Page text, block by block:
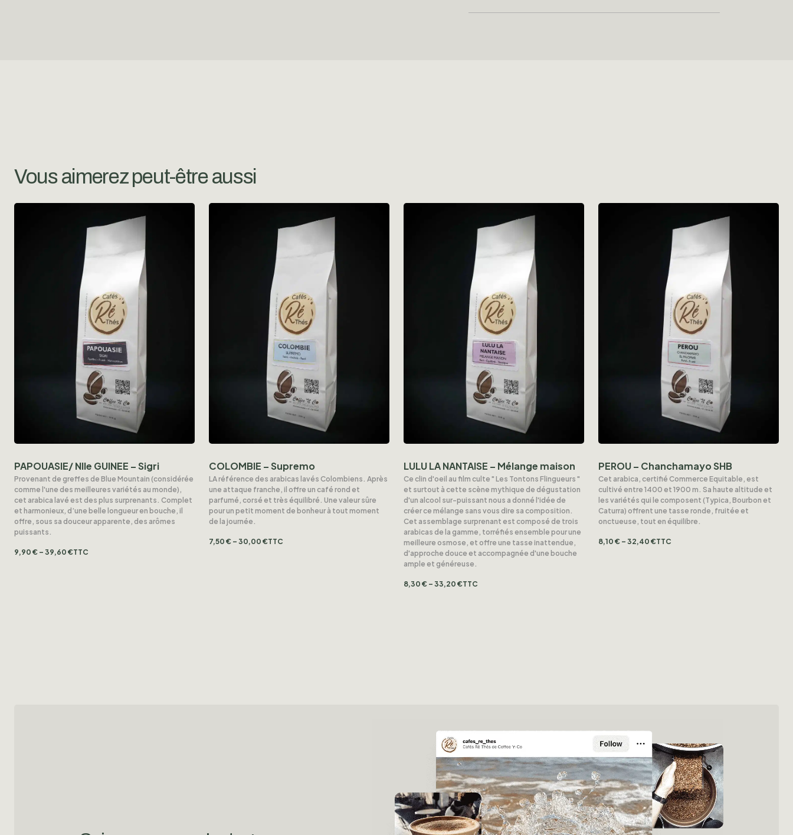
Vous aimerez peut-être aussi
PAPOUASIE/ Nlle GUINEE – Sigri
Provenant de greffes de Blue Mountain (considérée
comme l'une des meilleures variétés au monde),
cet arabica lavé est des plus surprenants. Complet
et harmonieux, d’une belle longueur en bouche, il
offre, sous sa douceur apparente, des arômes
puissants.
9,90 € – 39,60 €TTC
COLOMBIE – Supremo
LA référence des arabicas lavés Colombiens. Après
une attaque franche, il offre un café rond et
parfumé, corsé et très équilibré. Une valeur sûre
pour un petit moment de bonheur à tout moment
de la journée.
7,50 € – 30,00 €TTC
LULU LA NANTAISE – Mélange maison
Ce clin d'oeil au film culte " Les Tontons Flingueurs "
et surtout à cette scène mythique de dégustation
d'un alcool sur-puissant nous a donné l'idée de
créer ce mélange sans vous dire sa composition.
Cet assemblage surprenant est composé de trois
arabicas de la gamme, torréfiés ensemble pour une
meilleure osmose, et offre une tasse inattendue,
d'approche douce et accompagnée d'une bouche
ample et généreuse.
8,30 € – 33,20 €TTC
PEROU – Chanchamayo SHB
Cet arabica, certifié Commerce Equitable, est
cultivé entre 1400 et 1900 m. Sa haute altitude et
les variétés qui le composent (Typica, Bourbon et
Caturra) offrent une tasse ronde, fruitée et
onctueuse, tout en équilibre.
8,10 € – 32,40 €TTC